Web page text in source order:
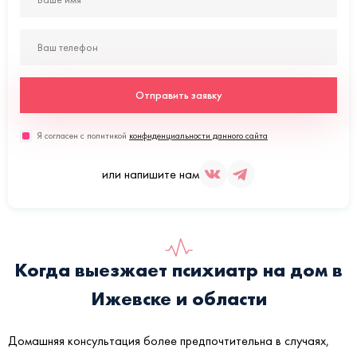
Отправить заявку
Я согласен с политикой конфиденциальности данного сайта
или напишите нам
Когда выезжает психиатр на дом в
Ижевске и области
Домашняя консультация более предпочтительна в случаях,